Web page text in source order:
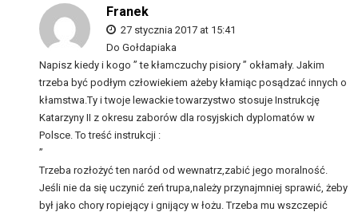
Franek
27 stycznia 2017 at 15:41
Do Gołdapiaka
Napisz kiedy i kogo ” te kłamczuchy pisiory ” okłamały. Jakim
trzeba być podłym człowiekiem ażeby kłamiąc posądzać innych o
kłamstwa.Ty i twoje lewackie towarzystwo stosuje Instrukcję
Katarzyny II z okresu zaborów dla rosyjskich dyplomatów w
Polsce. To treść instrukcji :
”
Trzeba rozłożyć ten naród od wewnatrz,zabić jego moralność.
Jeśli nie da się uczynić zeń trupa,należy przynajmniej sprawić, żeby
był jako chory ropiejący i gnijący w łożu. Trzeba mu wszczepić